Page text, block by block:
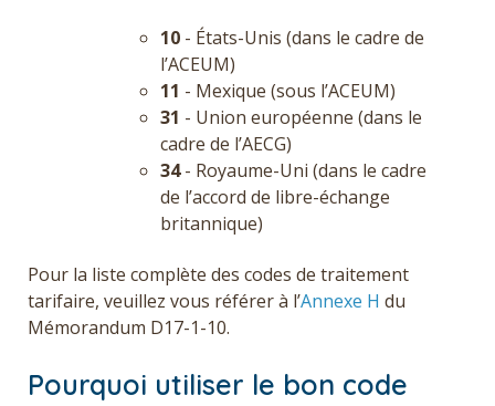
10 - États-Unis (dans le cadre de
l’ACEUM)
11 - Mexique (sous l’ACEUM)
31 - Union européenne (dans le
cadre de l’AECG)
34- Royaume-Uni (dans le cadre
de l’accord de libre-échange
britannique)
Pour la liste complète des codes de traitement
tarifaire, veuillez vous référer à l’Annexe H du
Mémorandum D17-1-10.
Pourquoi utiliser le bon code